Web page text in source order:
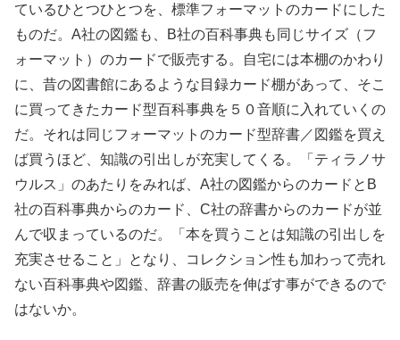
ているひとつひとつを、標準フォーマットのカードにした
ものだ。A社の図鑑も、B社の百科事典も同じサイズ（フ
ォーマット）のカードで販売する。自宅には本棚のかわり
に、昔の図書館にあるような目録カード棚があって、そこ
に買ってきたカード型百科事典を５０音順に入れていくの
だ。それは同じフォーマットのカード型辞書／図鑑を買え
ば買うほど、知識の引出しが充実してくる。「ティラノサ
ウルス」のあたりをみれば、A社の図鑑からのカードとB
社の百科事典からのカード、C社の辞書からのカードが並
んで収まっているのだ。「本を買うことは知識の引出しを
充実させること」となり、コレクション性も加わって売れ
ない百科事典や図鑑、辞書の販売を伸ばす事ができるので
はないか。